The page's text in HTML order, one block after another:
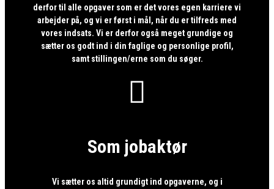
derfor til alle opgaver som er det vores egen karriere vi
arbejder på, og vi er først i mål, når du er tilfreds med
vores indsats. Vi er derfor også meget grundige og
sætter os godt ind i din faglige og personlige profil,
samt stillingen/erne som du søger.

Som jobaktør
Vi sætter os altid grundigt ind opgaverne, og i